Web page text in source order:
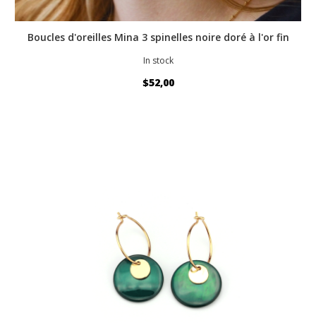
Boucles d'oreilles Mina 3 spinelles noire doré à l'or fin
In stock
$52,00